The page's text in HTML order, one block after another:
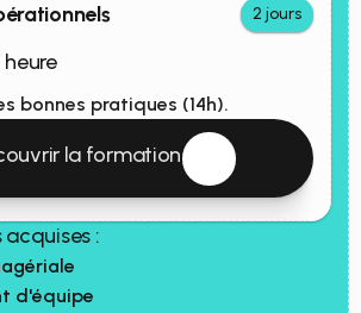
2 jours
heure
bonnes pratiques (14h).
la formation
:
d'équipe